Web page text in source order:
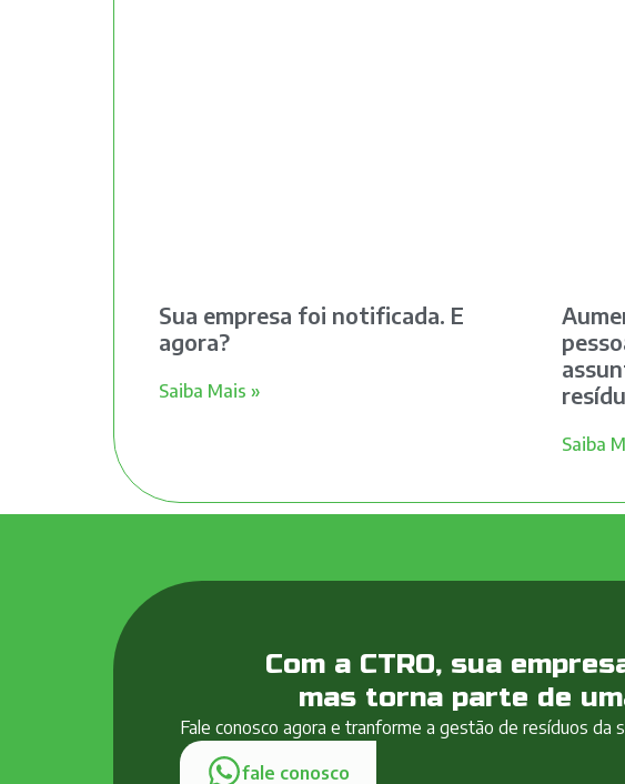
Sua empresa foi notificada. E
agora?
Saiba Mais »
Saiba
Com a CTRO, sua
mas torna parte de
Fale conosco agora e tranforme a gestão de resíduos da
fale conosco